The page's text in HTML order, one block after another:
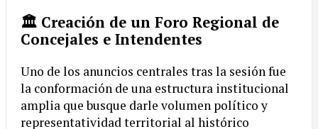
🏛️ Creación de un Foro Regional de
Concejales e Intendentes
Uno de los anuncios centrales tras la sesión fue
la conformación de una estructura institucional
amplia que busque darle volumen político y
representatividad territorial al histórico